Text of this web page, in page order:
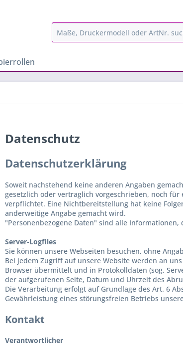
Datenschutz
Datenschutzerklärung
Soweit nachstehend keine anderen Angaben
gesetzlich oder vertraglich vorgeschrieben, noch
verpflichtet. Eine Nichtbereitstellung hat keine
anderweitige Angabe gemacht wird.
"Personenbezogene Daten" sind alle
Server-Logfiles
Sie können unsere Webseiten besuchen, ohne
Bei jedem Zugriff auf unsere Website werden an
Browser übermittelt und in Protokolldaten (sog.
der aufgerufenen Seite, Datum und Uhrzeit des
Die Verarbeitung erfolgt auf Grundlage des Art. 6
Gewährleistung eines störungsfreien Betriebs
Kontakt
Verantwortlicher